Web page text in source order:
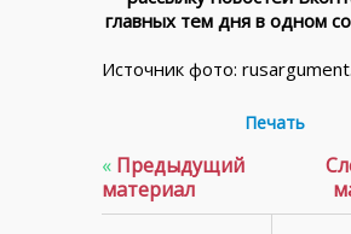
главных тем дня в одном
Источник фото:
Печать
« Предыдущий
материал